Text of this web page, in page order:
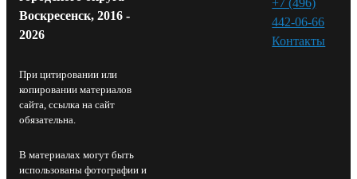
Воскресенск, 2016 -
2026
При цитировании или
копировании материалов
сайта, ссылка на сайт
обязательна.
В материалах могут быть
использованы фотографии и
442-06-66
Контакты⁠